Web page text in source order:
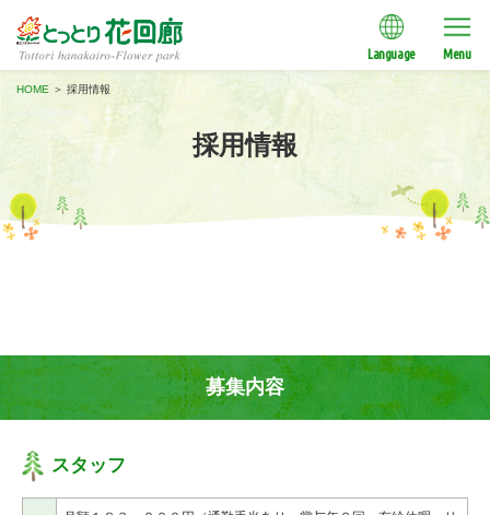
Language Menu
HOME ＞採用情報
採用情報
募集内容
スタッフ